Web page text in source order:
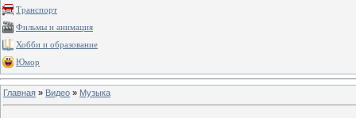
Транспорт
Фильмы и анимация
Хобби и образование
Юмор
Главная » Видео » Музыка